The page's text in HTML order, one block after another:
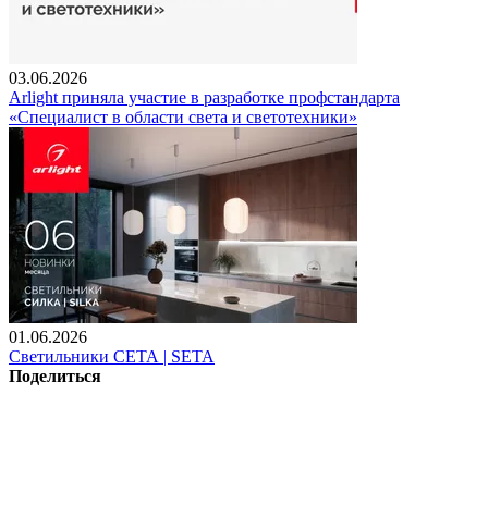
03.06.2026
Arlight приняла участие в разработке профстандарта
«Специалист в области света и светотехники»
01.06.2026
Светильники СЕТА | SETA
Поделиться